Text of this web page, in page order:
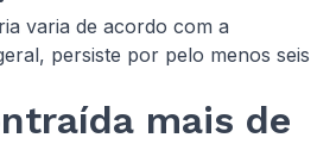
varia de acordo com a
persiste por pelo menos seis
mais de